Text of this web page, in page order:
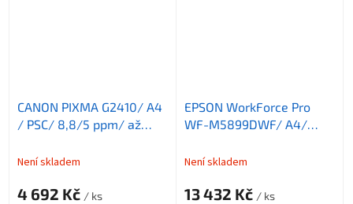
CANON PIXMA G2410/ A4
/ PSC/ 8,8/5 ppm/ až
USB/ černá
Není skladem
4 692 Kč / ks
EPSON WorkForce Pro
WF-M5899DWF/ A4/
USB/ Wi-Fi
Není skladem
13 432 Kč / ks